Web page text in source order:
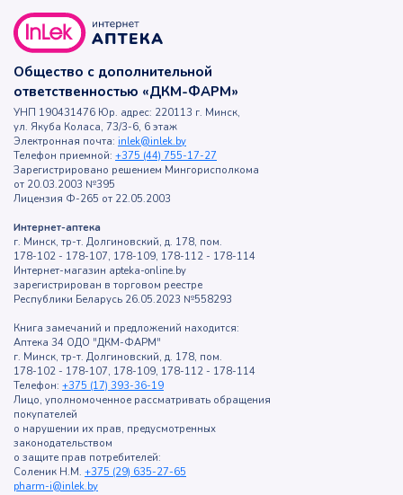
Общество с дополнительной
ответственностью «ДКМ-ФАРМ»
УНП 190431476 Юр. адрес: 220113 г. Минск,
ул. Якуба Коласа, 73/3-6, 6 этаж
Электронная почта: inlek@inlek.by
Телефон приемной: +375 (44) 755-17-27
Зарегистрировано решением Мингорисполкома
от 20.03.2003 №395
Лицензия Ф-265 от 22.05.2003
Интернет-аптека
г. Минск, тр-т. Долгиновский, д. 178, пом.
178-102 - 178-107, 178-109, 178-112 - 178-114
Интернет-магазин apteka-online.by
зарегистрирован в торговом реестре
Республики Беларусь 26.05.2023 №558293
Книга замечаний и предложений находится:
Аптека 34 ОДО "ДКМ-ФАРМ"
г. Минск, тр-т. Долгиновский, д. 178, пом.
178-102 - 178-107, 178-109, 178-112 - 178-114
Телефон: +375 (17) 393-36-19
Лицо, уполномоченное рассматривать обращения
покупателей
о нарушении их прав, предусмотренных
законодательством
о защите прав потребителей:
Соленик Н.М. +375 (29) 635-27-65
pharm-i@inlek.by